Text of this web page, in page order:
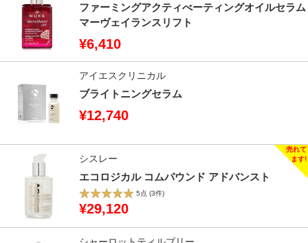
ファーミングアクティべーティングオイルセラム
マーヴェイランスリフト
¥6,410
アイエスクリニカル
ブライトニングセラム
¥12,740
シスレー
エコロジカル コムパウンド アドバンスト
5点 (3件)
¥29,120